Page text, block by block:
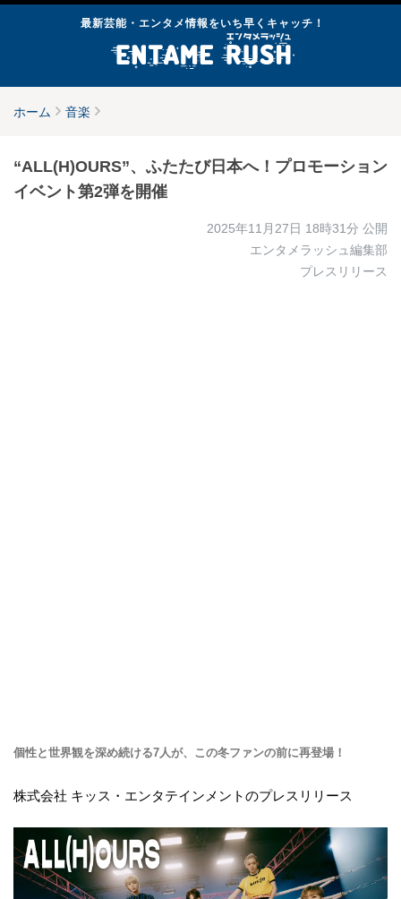
最新芸能・エンタメ情報をいち早くキャッチ！
ホーム 音楽
“ALL(H)OURS”、ふたたび日本へ！プロモーション
イベント第2弾を開催
2025年11月27日 18時31分 公開
エンタメラッシュ編集部
プレスリリース
個性と世界観を深め続ける7人が、この冬ファンの前に再登場！
株式会社 キッス・エンタテインメントのプレスリリース